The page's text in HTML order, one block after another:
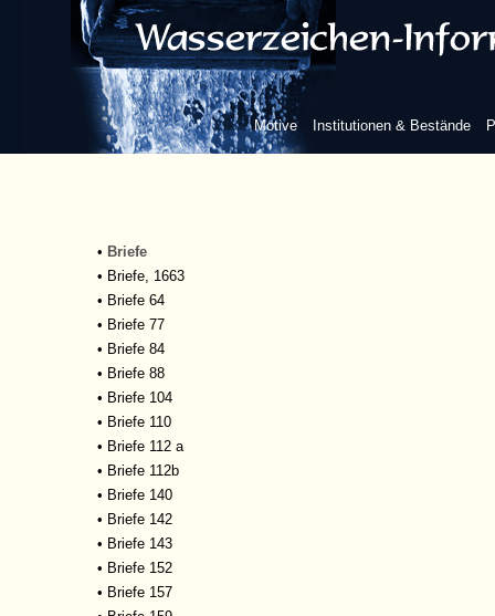
Motive Institutionen & Bestände
• 863 B
•1515 B
•1520 B
•1638 B
•1677 B
•1753 B
•7050 E 29
• Briefe
• Briefe, 1663
• Briefe 64
• Briefe 77
• Briefe 84
• Briefe 88
• Briefe 104
• Briefe 110
• Briefe 112 a
• Briefe 112b
• Briefe 140
• Briefe 142
• Briefe 143
• Briefe 152
• Briefe 157